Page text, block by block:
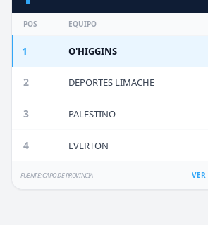
POS EQUIPO
1 O'HIGGINS
2 DEPORTES LIMACHE
3 PALESTINO
4 EVERTON
FUENTE: CAPO DE PROVINCIA VER